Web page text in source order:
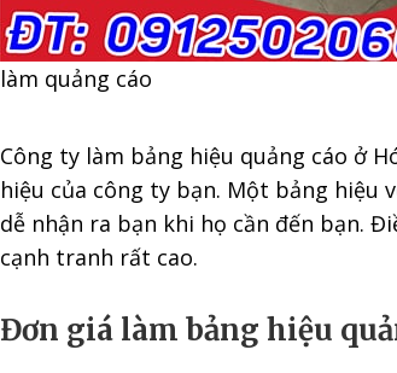
làm quảng cáo
Công ty làm bảng hiệu quảng cáo ở
hiệu của công ty bạn. Một bảng
dễ nhận ra bạn khi họ cần đến bạn.
cạnh tranh rất cao.
Đơn giá làm bảng hiệu